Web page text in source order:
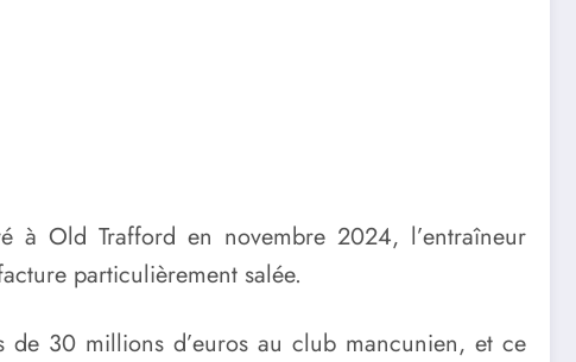
à Old Trafford en novembre 2024, l’entraîneur
particulièrement salée.
de 30 millions d’euros au club mancunien, et ce